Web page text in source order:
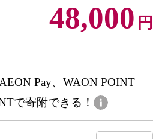
48,000 円
Pay、WAON POINT
で寄附できる！